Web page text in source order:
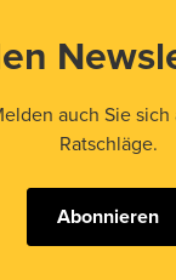
auch Sie
Ratschläge.
Abonnieren